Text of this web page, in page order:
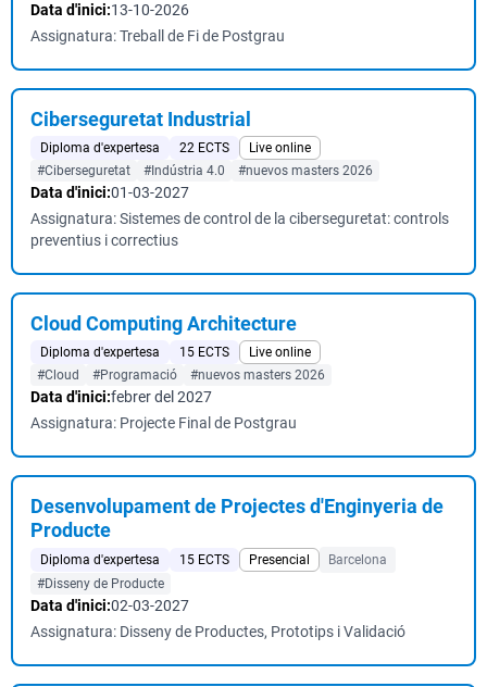
Data d'inici:13-10-2026
Assignatura: Treball de Fi de Postgrau
Ciberseguretat Industrial
Diploma d'expertesa 22 ECTS
Live online
#Ciberseguretat
#Indústria 4.0 #nuevos masters 2026
Data d'inici:01-03-2027
Assignatura: Sistemes de control de la ciberseguretat: controls
preventius i correctius
Cloud Computing Architecture
Diploma d'expertesa 15 ECTS
Live online
#Cloud
#Programació #nuevos masters 2026
Data d'inici:febrer del 2027
Assignatura: Projecte Final de Postgrau
Desenvolupament de Projectes d'Enginyeria de
Producte
Diploma d'expertesa 15 ECTS Presencial
Barcelona
#Disseny de Producte
Data d'inici:02-03-2027
Assignatura: Disseny de Productes, Prototips i Validació